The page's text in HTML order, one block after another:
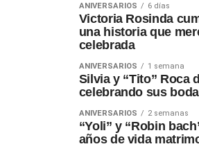
ANIVERSARIOS 6 días
Victoria Rosinda
una historia que
celebrada
ANIVERSARIOS 1 semana
Silvia y “Tito” Roca
celebrando sus
ANIVERSARIOS 2 semanas
“Yoli” y “Robin
años de vida